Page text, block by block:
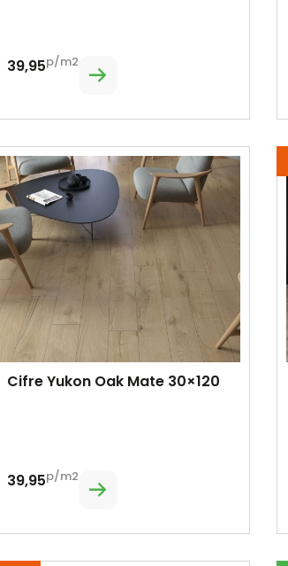
39,95p/m2
Cifre Yukon Oak Mate 30×120
39,95p/m2